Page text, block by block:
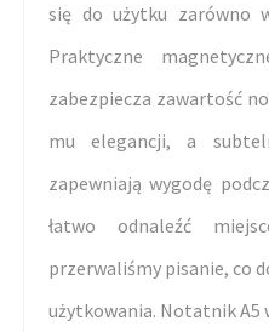
się do użytku zarówno
Praktyczne
zabezpiecza zawartość
mu elegancji, a
zapewniają wygodę
łatwo odnaleźć
przerwaliśmy pisanie, co
użytkowania. Notatnik A5